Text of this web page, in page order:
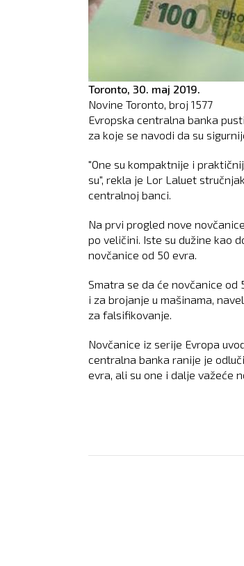
Toronto, 30. maj 2019.
Novine Toronto, broj 1577
Evropska centralna banka
za koje se navodi da su
"One su kompaktnije i
su", rekla je Lor Laluet
centralnoj banci.
Na prvi progled nove
po veličini. Iste su dužine kao
novčanice od 50 evra.
Smatra se da će novčanice od
i za brojanje u mašinama,
za falsifikovanje.
Novčanice iz serije Evropa
centralna banka ranije je
evra, ali su one i dalje važeće